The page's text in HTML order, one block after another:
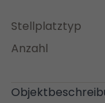
Stellplatztyp
Anzahl